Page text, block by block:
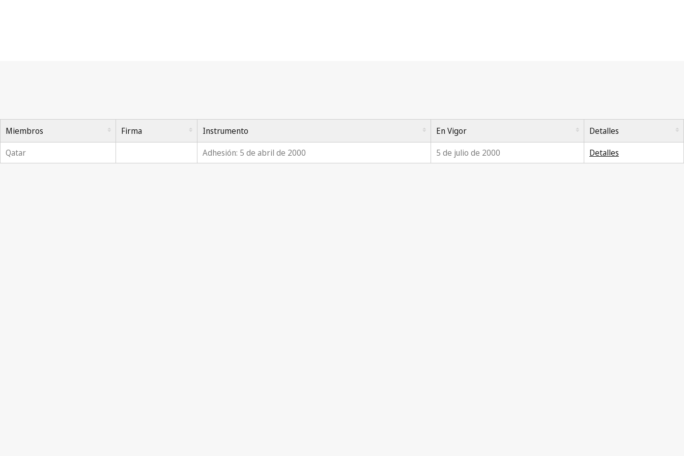
Miembros Firma Instrumento En Vigor
Detalles
Qatar
Adhesión: 5 de abril de 2000 5 de julio de 2000 Detalles